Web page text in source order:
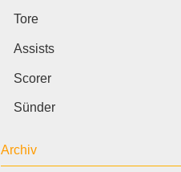
Tore
Assists
Scorer
Sünder
Archiv